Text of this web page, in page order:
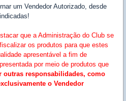
um Vendedor Autorizado, desde
que a Administração do Club se
os produtos para que estes
apresentável a fim de
por meio de produtos que
outras responsabilidades, como
o Vendedor